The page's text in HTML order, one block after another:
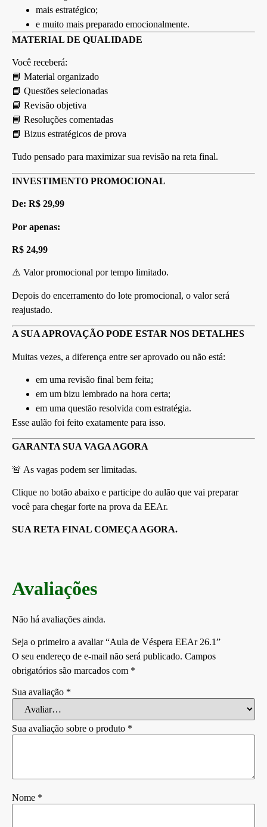
mais estratégico;
e muito mais preparado emocionalmente.
MATERIAL DE QUALIDADE
Você receberá:
📘 Material organizado
📘 Questões selecionadas
📘 Revisão objetiva
📘 Resoluções comentadas
📘 Bizus estratégicos de prova
Tudo pensado para maximizar sua revisão na reta final.
INVESTIMENTO PROMOCIONAL
De: R$ 29,99
Por apenas:
R$ 24,99
⚠️ Valor promocional por tempo limitado.
Depois do encerramento do lote promocional, o valor será
reajustado.
A SUA APROVAÇÃO PODE ESTAR NOS DETALHES
Muitas vezes, a diferença entre ser aprovado ou não está:
em uma revisão final bem feita;
em um bizu lembrado na hora certa;
em uma questão resolvida com estratégia.
Esse aulão foi feito exatamente para isso.
GARANTA SUA VAGA AGORA
🚨 As vagas podem ser limitadas.
Clique no botão abaixo e participe do aulão que vai preparar
você para chegar forte na prova da EEAr.
SUA RETA FINAL COMEÇA AGORA.
Avaliações
Não há avaliações ainda.
Seja o primeiro a avaliar “Aula de Véspera EEAr 26.1”
O seu endereço de e-mail não será publicado. Campos
obrigatórios são marcados com *
Sua avaliação *
Sua avaliação sobre o produto *
Nome *